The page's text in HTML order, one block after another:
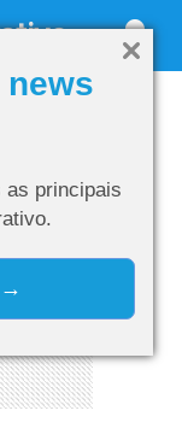
as principais
→